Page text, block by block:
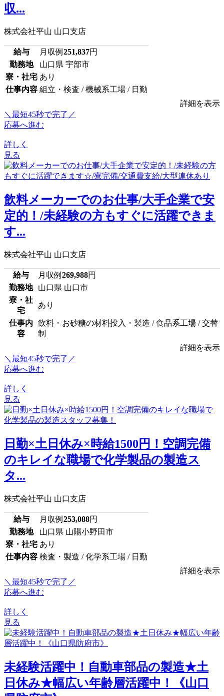
収...
株式会社平山 山口支店
給与 月収例 251,837円
勤務地
山口県 宇部市
寮・社宅 あり
仕事内容 組立・検査 / 機械系工場 / 日勤
詳細を表示
＼最短45秒で完了／
応募へ進む
詳しく
見る
飲料メーカーでのお仕事/大手企業で安
定的！/未経験の方もすぐに活躍できま
す...
株式会社平山 山口支店
給与 月収例 269,988円
勤務地
山口県 山口市
寮・社
宅
あり
仕事内
容
飲料・お砂糖の材料投入・製造 / 食品系工場 / 交替
制
詳細を表示
＼最短45秒で完了／
応募へ進む
詳しく
見る
日勤×土日休み×時給1500円！空調完備
のキレイな職場で化学製品の製造ス
タ...
株式会社平山 山口支店
給与 月収例 253,088円
勤務地
山口県 山陽小野田市
寮・社宅 あり
仕事内容 検査・製造 / 化学系工場 / 日勤
詳細を表示
＼最短45秒で完了／
応募へ進む
詳しく
見る
未経験活躍中！自動車部品の製造★土
日休み★幅広い年齢層活躍中！《山口